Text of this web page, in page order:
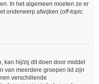
In het algemeen moeten ze er
onderwerp afwijken (off-topic
kan hij/zij dit doen door middel
van meerdere groepen lid zijn
verschillende